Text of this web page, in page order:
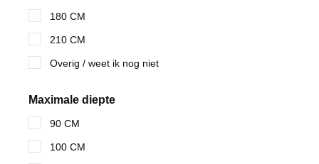
180 CM
210 CM
Overig / weet ik nog niet
Maximale diepte
90 CM
100 CM